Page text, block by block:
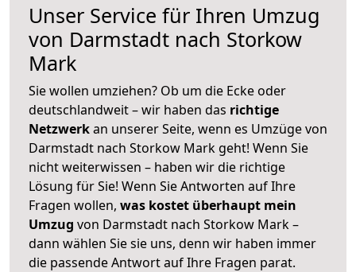
Unser Service für Ihren Umzug
von Darmstadt nach Storkow
Mark
Sie wollen umziehen? Ob um die Ecke oder
deutschlandweit – wir haben das richtige
Netzwerkan unserer Seite, wenn es Umzüge von
Darmstadt nach Storkow Mark geht! Wenn Sie
nicht weiterwissen – haben wir die richtige
Lösung für Sie! Wenn Sie Antworten auf Ihre
Fragen wollen, was kostet überhaupt mein
Umzug von Darmstadt nach Storkow Mark –
dann wählen Sie sie uns, denn wir haben immer
die passende Antwort auf Ihre Fragen parat.